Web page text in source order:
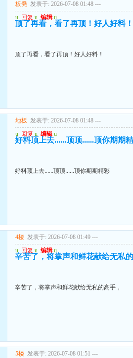
板凳 发表于: 2026-07-08 01:48 ---
u 回复 u 编辑 u
顶了再看，看了再顶！好人好料！
顶了再看，看了再顶！好人好料！
地板 发表于: 2026-07-08 01:48 ---
u 回复 u 编辑 u
好料顶上去......顶顶......顶你期期
好料顶上去......顶顶......顶你期期精彩
4楼 发表于: 2026-07-08 01:49 ---
u 回复 u 编辑 u
辛苦了，将掌声和鲜花献给无私
辛苦了，将掌声和鲜花献给无私的高手，
5楼 发表于: 2026-07-08 01:51 ---